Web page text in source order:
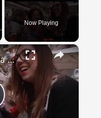
Now Playing
×
L'arancia siciliana sbarca a Sanremo